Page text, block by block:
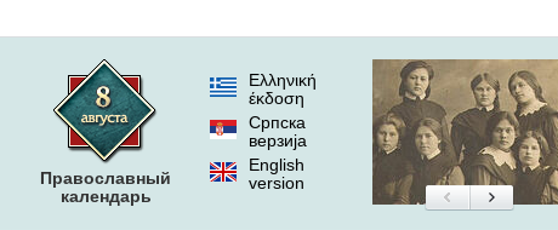
Православный
календарь
Ελληνική
έκδοση
Српска
верзиjа
English
version